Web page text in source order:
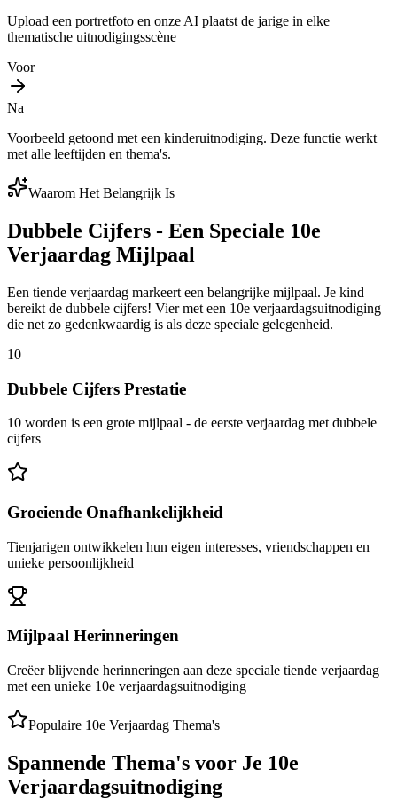
Upload een portretfoto en onze AI plaatst de jarige in elke
thematische uitnodigingsscène
Voor
Na
Voorbeeld getoond met een kinderuitnodiging. Deze functie werkt
met alle leeftijden en thema's.
Waarom Het Belangrijk Is
Dubbele Cijfers - Een Speciale 10e
Verjaardag Mijlpaal
Een tiende verjaardag markeert een belangrijke mijlpaal. Je kind
bereikt de dubbele cijfers! Vier met een 10e verjaardagsuitnodiging
die net zo gedenkwaardig is als deze speciale gelegenheid.
10
Dubbele Cijfers Prestatie
10 worden is een grote mijlpaal - de eerste verjaardag met dubbele
cijfers
Groeiende Onafhankelijkheid
Tienjarigen ontwikkelen hun eigen interesses, vriendschappen en
unieke persoonlijkheid
Mijlpaal Herinneringen
Creëer blijvende herinneringen aan deze speciale tiende verjaardag
met een unieke 10e verjaardagsuitnodiging
Populaire 10e Verjaardag Thema's
Spannende Thema's voor Je 10e
Verjaardagsuitnodiging